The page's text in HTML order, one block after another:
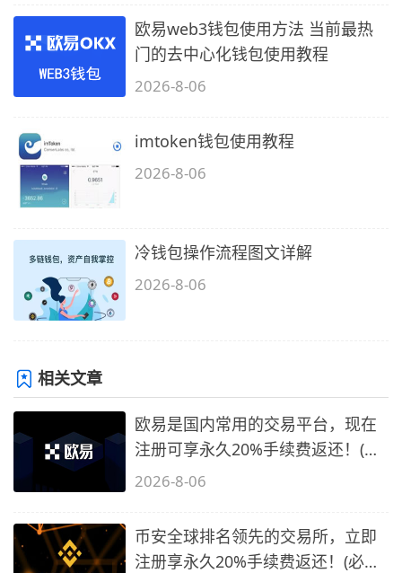
欧易web3钱包使用方法 当前最热
门的去中心化钱包使用教程
2026-8-06
imtoken钱包使用教程
2026-8-06
冷钱包操作流程图文详解
2026-8-06
相关文章
欧易是国内常用的交易平台，现在
注册可享永久20%手续费返还！(必
备1)
2026-8-06
币安全球排名领先的交易所，立即
注册享永久20%手续费返还！(必备